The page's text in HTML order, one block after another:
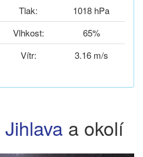
Tlak:
1018 hPa
Vlhkost:
65%
Vítr: 3.16 m/s
Jihlava a okolí